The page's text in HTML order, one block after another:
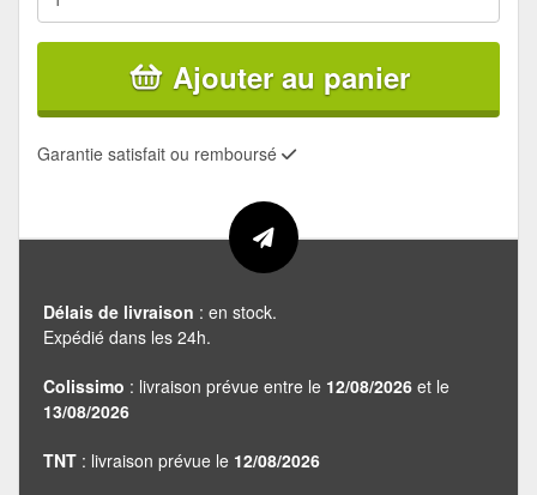
Ajouter au panier
Garantie satisfait ou remboursé
Délais de livraison : en stock.
Expédié dans les 24h.
Colissimo : livraison prévue entre le 12/08/2026 et le
13/08/2026
TNT : livraison prévue le 12/08/2026